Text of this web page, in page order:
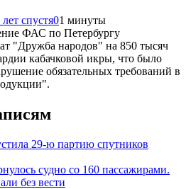
лет спустя01 минуты
ФАС по Петербургу
"Дружба народов" на 850 тысяч
кабачковой икры, что было
обязательных требований в
29-ю партию спутников
судно со 160 пассажирами.
без вести